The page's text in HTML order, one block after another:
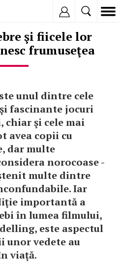
şi fiicele lor
frumuseţea
unul dintre cele
fascinante jocuri
chiar şi cele mai
avea copii cu
dar multe
norocoase -
multe dintre
Iar
importantă a
în lumea filmului,
este aspectul
unor vedete au
viaţă.